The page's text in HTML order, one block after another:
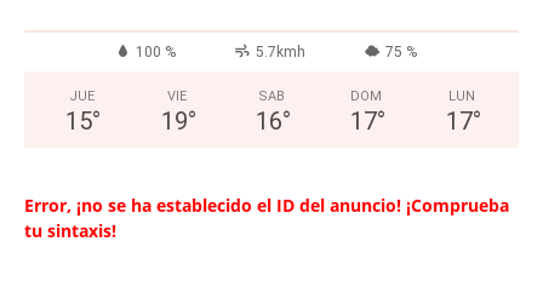
100 % 5.7kmh 75 %
JUE
15°
VIE
19°
SAB
16°
DOM
17°
LUN
17°
Error, ¡no se ha establecido el ID del anuncio! ¡Comprueba
tu sintaxis!